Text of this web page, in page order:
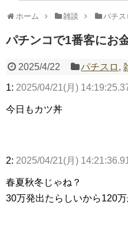
いヤバいか教えて？...
Powered by livedoor 相互
ホーム 雑談 パチス
パチンコで1番客にお
2025/4/22 パチスロ ,
1: 2025/04/21(月)
今日もカツ丼
2: 2025/04/21(月)
春夏秋冬じゃね？
30万発出たらしいから120